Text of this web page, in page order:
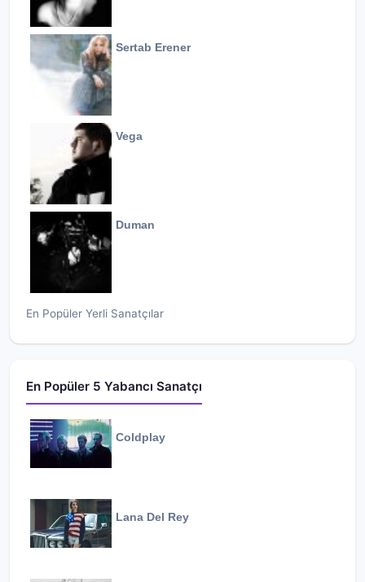
Sertab Erener
Vega
Duman
En Popüler Yerli Sanatçılar
En Popüler 5 Yabancı Sanatçı
Coldplay
Lana Del Rey